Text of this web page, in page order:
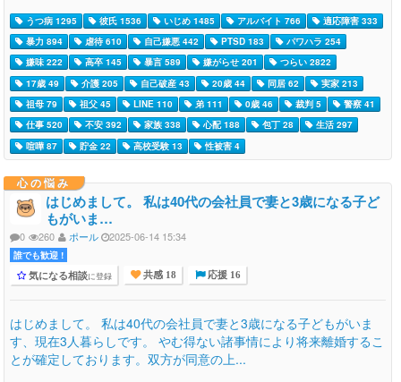
うつ病 1295 彼氏 1536 いじめ 1485 アルバイト 766
適応障害 333
暴力 894
虐待 610 自己嫌悪 442 PTSD 183
パワハラ 254
嫌味 222
高卒 145 暴言 589 嫌がらせ 201
つらい 2822
17歳 49
介護 205 自己破産 43 20歳 44 同居 62
実家 213
祖母 79
祖父 45 LINE 110 弟 111 0歳 46 裁判 5
警察 41
仕事 520
不安 392 家族 338 心配 188 包丁 28
生活 297
喧嘩 87
貯金 22 高校受験 13 性被害 4
心の悩み
はじめまして。 私は40代の会社員で妻と3歳になる子ど
もがいま…
0 260 ポール 2025-06-14 15:34
誰でも歓迎 !
気になる相談に登録 共感 18 応援 16
はじめまして。 私は40代の会社員で妻と3歳になる子どもがいま
す、現在3人暮らしです。 やむ得ない諸事情により将来離婚するこ
とが確定しております。双方が同意の上...